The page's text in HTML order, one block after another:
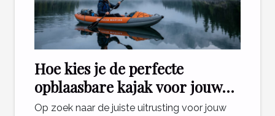
Hoe kies je de perfecte
opblaasbare kajak voor jouw
avonturen?
Op zoek naar de juiste uitrusting voor jouw